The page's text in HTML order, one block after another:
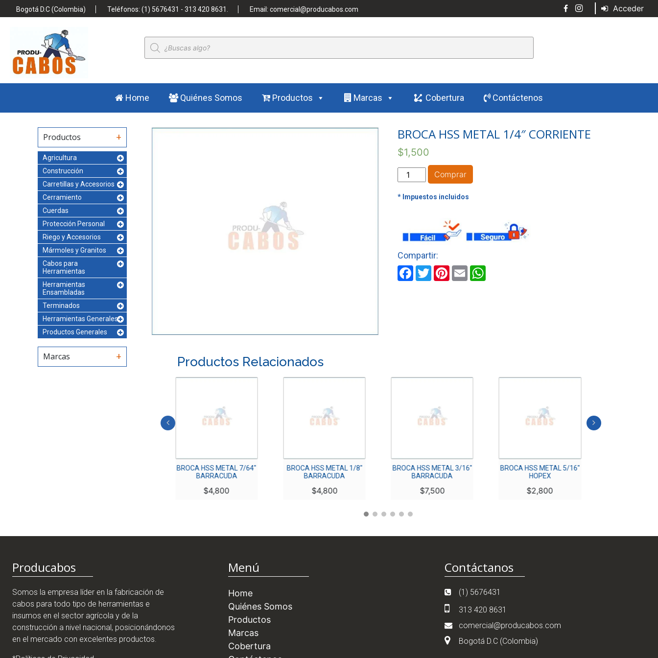
Bogotá D.C (Colombia) Teléfonos: (1) 5676431 - 313 420 8631. Email: comercial@producabos.com Acceder
Búsqueda
de
productos
Home Quiénes Somos Productos Marcas Cobertura Contáctenos
Productos
Agricultura
Construcción
Carretillas y Accesorios
Cerramiento
Cuerdas
Protección Personal
Riego y Accesorios
Mármoles y Granitos
Cabos para
Herramientas
Herramientas
Ensambladas
Terminados
Herramientas Generales
Productos Generales
Marcas
BROCA HSS METAL 1/4″ CORRIENTE
$1,500
BROCA
HSS
METAL
cantidad
Comprar
Facebook
TwitterPinterest
Email
Productos Relacionados
BROCA HSS METAL 7/64″
BARRACUDA
$4,800
BROCA HSS METAL 1/8″
BARRACUDA
$4,800
BROCA HSS METAL 3/16″
BARRACUDA
$7,500
BROCA HSS METAL 5/16″
HOPEX
$2,800
Producabos
Somos la empresa líder en la fabricación de
cabos para todo tipo de herramientas e
insumos en el sector agrícola y de la
construcción a nivel nacional, posicionándonos
en el mercado con excelentes productos.
Menú
Home
Quiénes Somos
Productos
Marcas
Cobertura
Contáctanos
(1) 5676431
313 420 8631
comercial@producabos.com
Bogotá D.C (Colombia)